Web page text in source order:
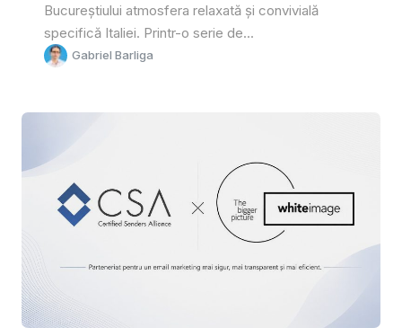
Bucureștiului atmosfera relaxată și convivială
specifică Italiei. Printr-o serie de...
Gabriel Barliga